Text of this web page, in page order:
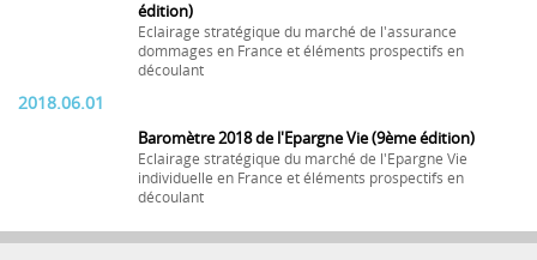
édition)
Eclairage stratégique du marché de l'assurance
dommages en France et éléments prospectifs en
découlant
2018.06.01
Baromètre 2018 de l'Epargne Vie (9ème édition)
Eclairage stratégique du marché de l'Epargne Vie
individuelle en France et éléments prospectifs en
découlant